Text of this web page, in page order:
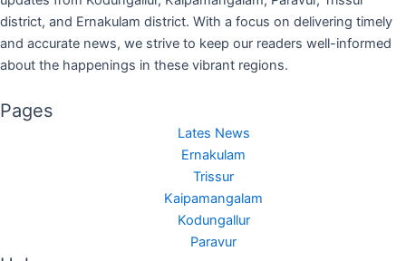
district, and Ernakulam district. With a focus on delivering timely
and accurate news, we strive to keep our readers well-informed
about the happenings in these vibrant regions.
Pages
Lates News
Ernakulam
Trissur
Kaipamangalam
Kodungallur
Paravur